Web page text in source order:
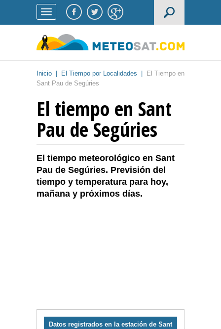
Inicio El Tiempo por Localidades
El Tiempo en
Sant Pau de Segúries
El tiempo en Sant
Pau de Segúries
El tiempo meteorológico en Sant
Pau de Segúries. Previsión del
tiempo y temperatura para hoy,
mañana y próximos días.
Datos registrados en la estación de Sant